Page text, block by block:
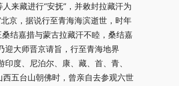
来藏进行“安抚”，并敕封拉藏汗为
京，据说行至青海海滨逝世，时年
结嘉措与蒙古拉藏汗不睦，桑结嘉
迎大师晋京请旨，行至青海地界
度、尼泊尔、康、藏、首、青、
五台山朝佛时，曾亲自去参观六世